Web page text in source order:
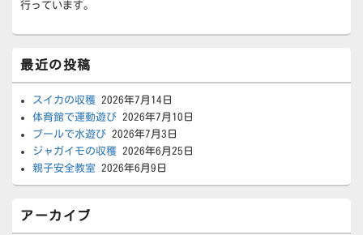
行っています。
最近の投稿
スイカの収穫 2026年7月14日
体育館で運動遊び 2026年7月10日
プールで水遊び 2026年7月3日
ジャガイモの収穫 2026年6月25日
親子安全教室 2026年6月9日
アーカイブ